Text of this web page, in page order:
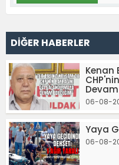
DİĞER HABERLER
Kenan
06-08-
Yaya
06-08-